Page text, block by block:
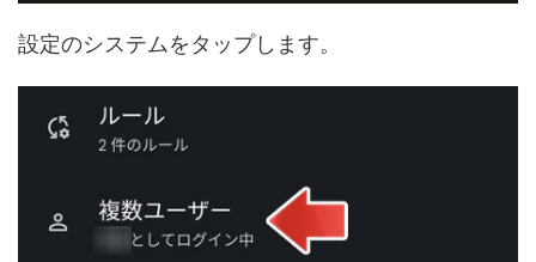
設定のシステムをタップします。